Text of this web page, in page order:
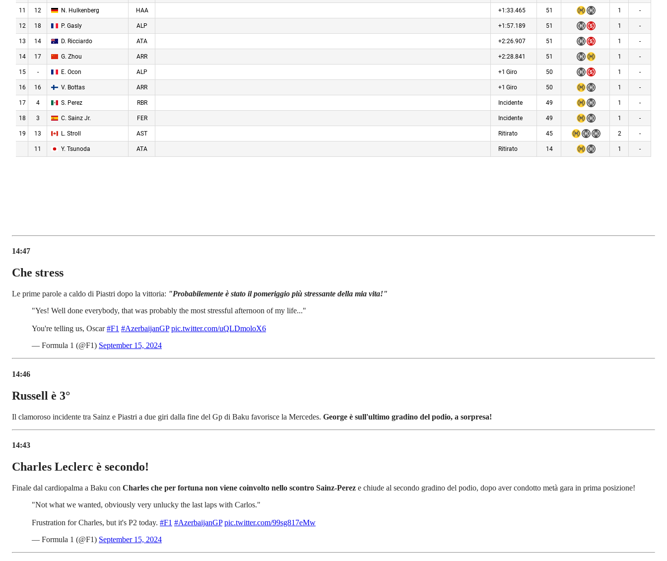
14:47
Che stress
Le prime parole a caldo di Piastri dopo la vittoria: "Probabilemente è stato il pomeriggio più stressante della mia vita!"
"Yes! Well done everybody, that was probably the most stressful afternoon of my life..."
You're telling us, Oscar#F1 #AzerbaijanGP pic.twitter.com/uQLDmoloX6
— Formula 1 (@F1) September 15, 2024
14:46
Russell è 3°
Il clamoroso incidente tra Sainz e Piastri a due giri dalla fine del Gp di Baku favorisce la Mercedes. George è sull'ultimo gradino del podio, a sorpresa!
14:43
Charles Leclerc è secondo!
Finale dal cardiopalma a Baku con Charles che per fortuna non viene coinvolto nello scontro Sainz-Perez e chiude al secondo gradino del podio, dopo aver condotto metà gara in prima posizione!
"Not what we wanted, obviously very unlucky the last laps with Carlos."
Frustration for Charles, but it's P2 today. #F1 #AzerbaijanGP pic.twitter.com/99sg817eMw
— Formula 1 (@F1) September 15, 2024